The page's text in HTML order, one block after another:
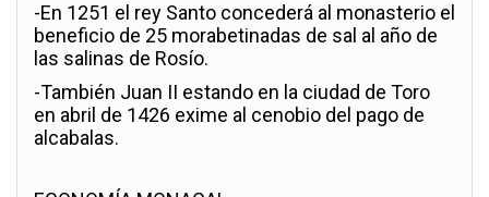
-En 1251 el rey Santo concederá al monasterio el
beneficio de 25 morabetinadas de sal al año de
las salinas de Rosío.
-También Juan II estando en la ciudad de Toro
en abril de 1426 exime al cenobio del pago de
alcabalas.